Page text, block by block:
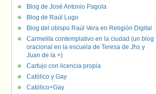
Blog de José Antonio Pagola
Blog de Raúl Lugo
Blog del obispo Raúl Vera en Religión Digital
Carmelita contemplativo en la ciudad (un blog
oracional en la escuela de Teresa de Jhs y
Juan de la +)
Cartujo con licencia propia
Católico y Gay
Católico+Gay